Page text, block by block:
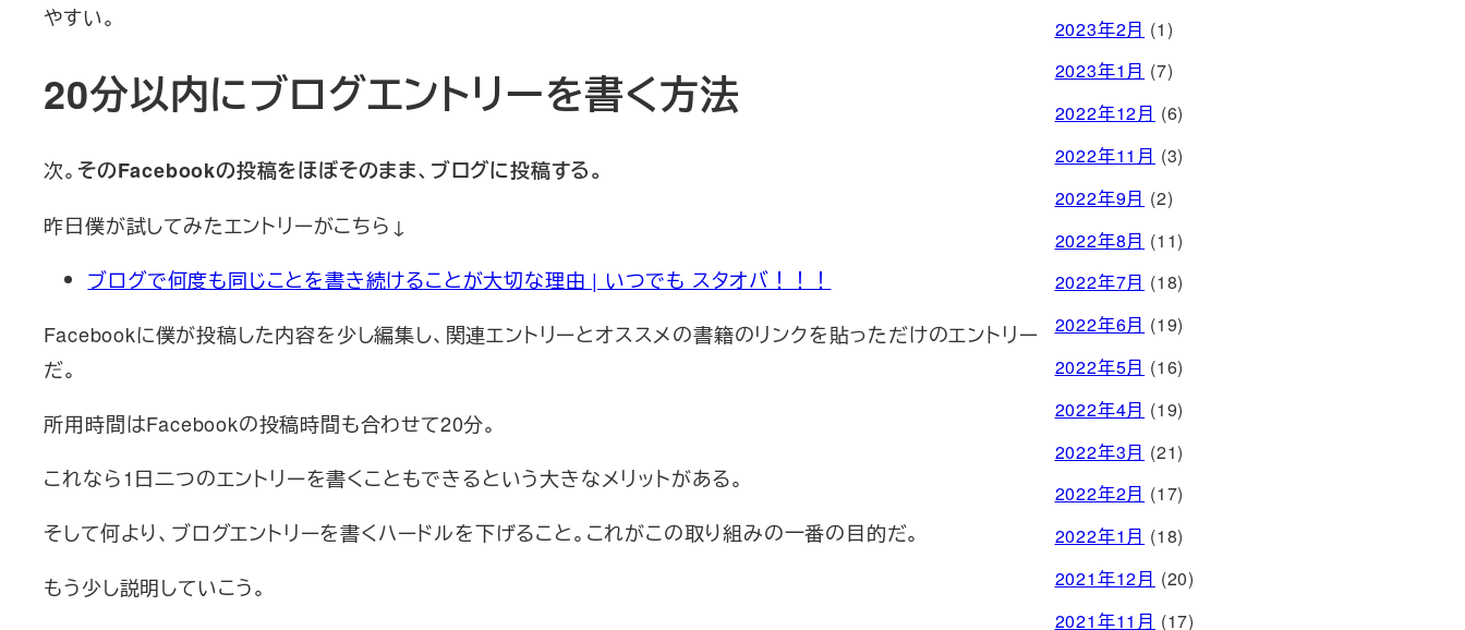
やすい。
20分以内にブログエントリーを書く方法
次。 そのFacebookの投稿をほぼそのまま、ブログに投稿する。
昨日僕が試してみたエントリーがこちら↓
ブログで何度も同じことを書き続けることが大切な理由 | いつでも スタオバ！！！
Facebookに僕が投稿した内容を少し編集し、関連エントリーとオススメの書籍のリンクを貼っただけのエントリー
だ。
所用時間はFacebookの投稿時間も合わせて20分。
これなら1日二つのエントリーを書くこともできるという大きなメリットがある。
そして何より、ブログエントリーを書くハードルを下げること。これがこの取り組みの一番の目的だ。
もう少し説明していこう。
2023年2月 (1)
2023年1月 (7)
2022年12月 (6)
2022年11月 (3)
2022年9月 (2)
2022年8月 (11)
2022年7月 (18)
2022年6月 (19)
2022年5月 (16)
2022年4月 (19)
2022年3月 (21)
2022年2月 (17)
2022年1月 (18)
2021年12月 (20)
2021年11月 (17)